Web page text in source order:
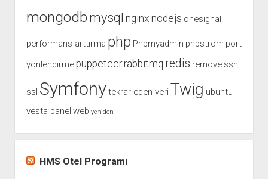
mongodb mysql nginx nodejs onesignal
performans arttırma php Phpmyadmin phpstrom port
yönlendirmepuppeteer rabbitmq redis remove ssh
ssl Symfonytekrar eden veri Twig ubuntu
vesta panel web yeniden
HMS Otel Programı